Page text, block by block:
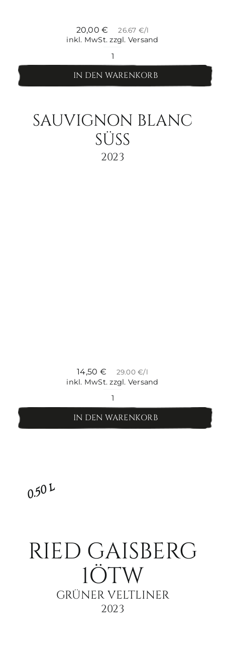
20,00€ 26.67 €/l
inkl. MwSt. zzgl. Versand
Chardonnay
WW
IN DEN WARENKORB
SAUVIGNON BLANC
SÜSS
2023
14,50 € 29.00 €/l
inkl. MwSt. zzgl. Versand
Sauvignon
Blanc
IN DEN WARENKORB
0.50 l
RIED GAISBERG
1ÖTW
GRÜNER VELTLINER
2023